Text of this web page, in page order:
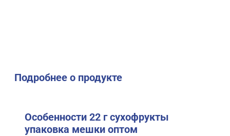
Подробнее о продукте
Особенности 22 г сухофрукты
упаковка мешки оптом